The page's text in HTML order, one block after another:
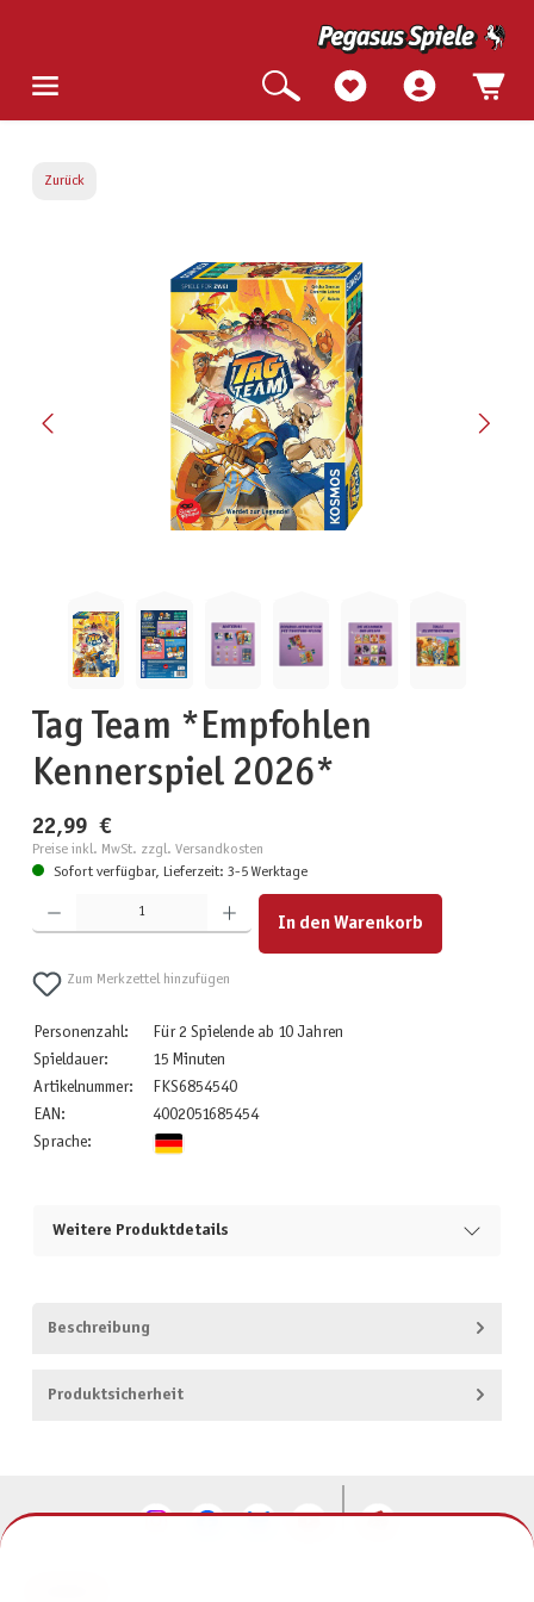
Zurück
Bildergalerie überspringen
Tag Team *Empfohlen
Kennerspiel 2026*
22,99 €
Preise inkl. MwSt. zzgl. Versandkosten
Sofort verfügbar, Lieferzeit: 3-5 Werktage
Produkt Anzahl: Gib den gewünschten Wert ein oder benutze die Schaltflächen um die Anzahl zu
In den Warenkorb
Zum Merkzettel hinzufügen
Personenzahl:
Für 2 Spielende ab 10 Jahren
Spieldauer:
15 Minuten
Artikelnummer:
FKS6854540
EAN:
4002051685454
Sprache:
Weitere Produktdetails
Beschreibung
Produktsicherheit